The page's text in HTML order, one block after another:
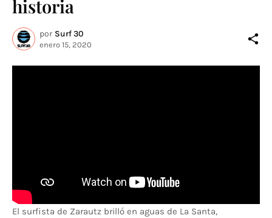
historia
por Surf 30
enero 15, 2020
El surfista de Zarautz brilló en aguas de La Santa,